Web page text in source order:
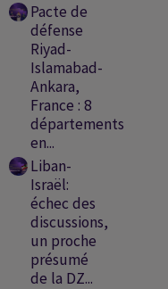
Pacte de
défense
Riyad-
Islamabad-
Ankara,
France : 8
départements
en...
Liban-
Israël:
échec des
discussions,
un proche
présumé
de la DZ...